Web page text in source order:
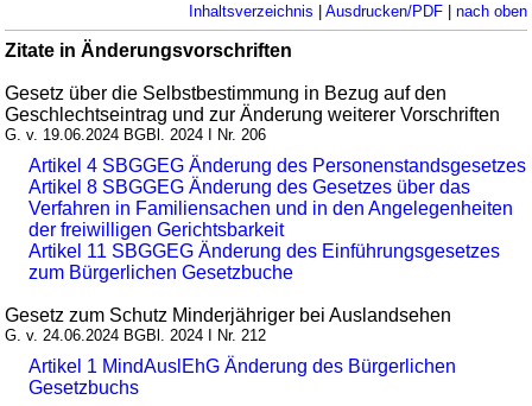
Inhaltsverzeichnis | Ausdrucken/PDF| nach oben
Zitate in Änderungsvorschriften
Gesetz über die Selbstbestimmung in Bezug auf den
Geschlechtseintrag und zur Änderung weiterer Vorschriften
G. v. 19.06.2024 BGBl. 2024 I Nr. 206
Artikel 4 SBGGEG Änderung des Personenstandsgesetzes
Artikel 8 SBGGEG Änderung des Gesetzes über das
Verfahren in Familiensachen und in den Angelegenheiten
der freiwilligen Gerichtsbarkeit
Artikel 11 SBGGEG Änderung des Einführungsgesetzes
zum Bürgerlichen Gesetzbuche
Gesetz zum Schutz Minderjähriger bei Auslandsehen
G. v. 24.06.2024 BGBl. 2024 I Nr. 212
Artikel 1 MindAuslEhG Änderung des Bürgerlichen
Gesetzbuchs